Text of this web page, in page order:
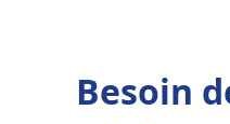
Besoin